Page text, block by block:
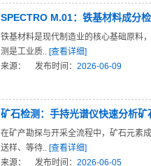
SPECTRO M.01：铁基材料成分
铁基材料是现代制造业的核心基础原料
测是工业质.. [查看详细]
来源：
发布时间： 2026-06-09
矿石检测：手持光谱仪快速分析矿
在矿产勘探与开采全流程中，矿石元素
送样、等待.. [查看详细]
来源：
发布时间： 2026-06-05